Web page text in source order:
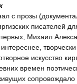
с прозы
писателей
Михаил
искусство
времен